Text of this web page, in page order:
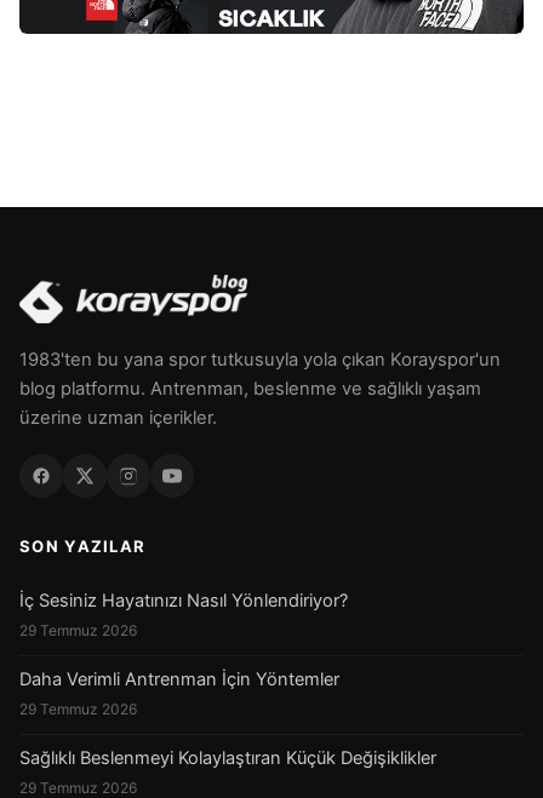
nedeniyle artan kas […]
1983'ten bu yana spor tutkusuyla yola çıkan Korayspor'un
blog platformu. Antrenman, beslenme ve sağlıklı yaşam
üzerine uzman içerikler.
SON YAZILAR
İç Sesiniz Hayatınızı Nasıl Yönlendiriyor?
29 Temmuz 2026
Daha Verimli Antrenman İçin Yöntemler
29 Temmuz 2026
Sağlıklı Beslenmeyi Kolaylaştıran Küçük Değişiklikler
29 Temmuz 2026